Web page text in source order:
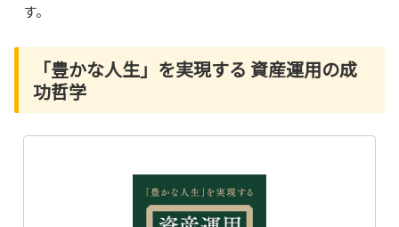
す。
「豊かな人生」を実現する 資産運用の成
功哲学